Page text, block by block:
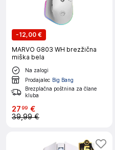
-12,00 €
MARVO G803 WH brezžična
miška bela
Na zalogi
Prodajalec Big Bang
Brezplačna poštnina za člane
kluba
2799 €
39,99 €